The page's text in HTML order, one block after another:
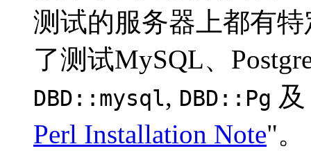
测试的服务器上都有
了测试MySQL、
DBD::mysql, DBD::Pg
Perl Installation Note"。